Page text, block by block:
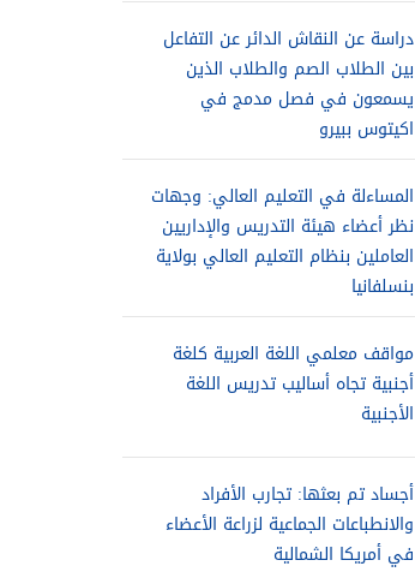
دراسة عن النقاش الدائر عن التفاعل
بين الطلاب الصم والطلاب الذين
يسمعون في فصل مدمج في
اكيتوس ببيرو
المساءلة في التعليم العالي: وجهات
نظر أعضاء هيئة التدريس والإداريين
العاملين بنظام التعليم العالي بولاية
بنسلفانيا
مواقف معلمي اللغة العربية كلغة
أجنبية تجاه أساليب تدريس اللغة
الأجنبية
أجساد تم بعثها: تجارب الأفراد
والانطباعات الجماعية لزراعة الأعضاء
في أمريكا الشمالية